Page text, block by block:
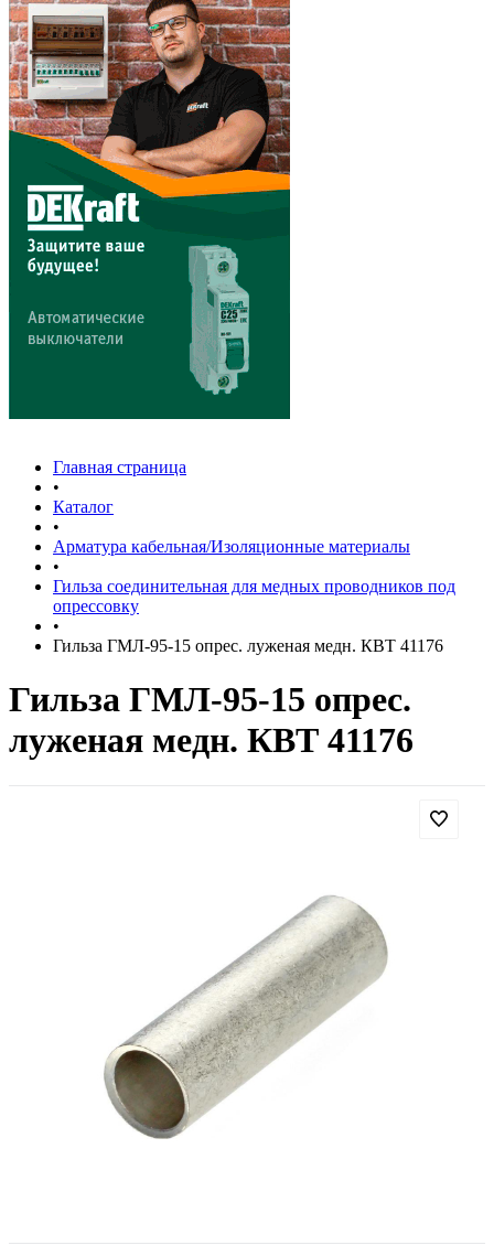
Главная страница
•
Каталог
•
Арматура кабельная/Изоляционные материалы
•
Гильза соединительная для медных проводников под
опрессовку
•
Гильза ГМЛ-95-15 опрес. луженая медн. КВТ 41176
Гильза ГМЛ-95-15 опрес.
луженая медн. КВТ 41176